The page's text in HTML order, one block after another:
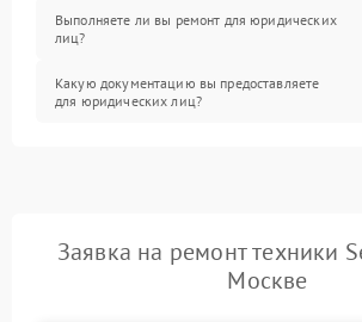
Выполняете ли вы ремонт для юридических
лиц?
Какую документацию вы предоставляете
для юридических лиц?
Заявка на ремонт техники
Москве